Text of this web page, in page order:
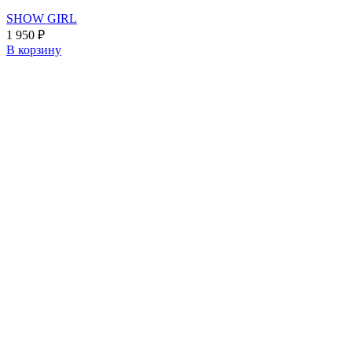
SHOW GIRL
1 950 ₽
В корзину